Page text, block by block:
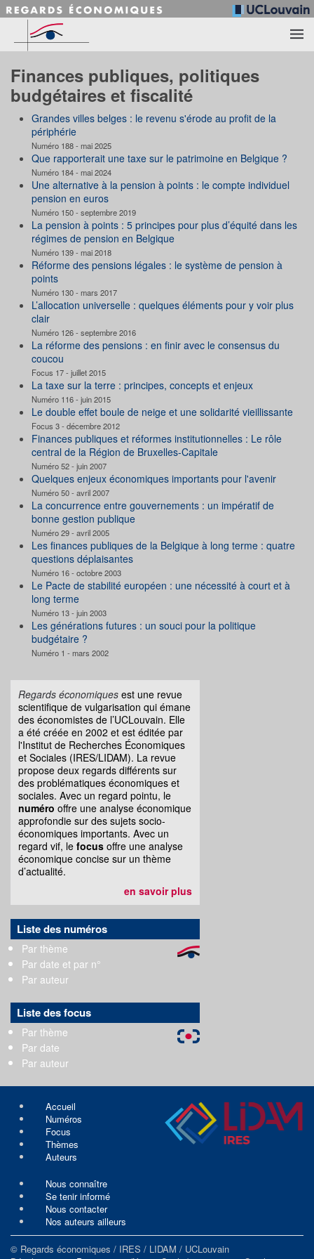
Accéder au contenu principal
Finances publiques, politiques
budgétaires et fiscalité
Grandes villes belges : le revenu s'érode au profit de la
périphérie
Numéro 188 - mai 2025
Que rapporterait une taxe sur le patrimoine en Belgique ?
Numéro 184 - mai 2024
Une alternative à la pension à points : le compte individuel
pension en euros
Numéro 150 - septembre 2019
La pension à points : 5 principes pour plus d’équité dans les
régimes de pension en Belgique
Numéro 139 - mai 2018
Réforme des pensions légales : le système de pension à
points
Numéro 130 - mars 2017
L’allocation universelle : quelques éléments pour y voir plus
clair
Numéro 126 - septembre 2016
La réforme des pensions : en finir avec le consensus du
coucou
Focus 17 - juillet 2015
La taxe sur la terre : principes, concepts et enjeux
Numéro 116 - juin 2015
Le double effet boule de neige et une solidarité vieillissante
Focus 3 - décembre 2012
Finances publiques et réformes institutionnelles : Le rôle
central de la Région de Bruxelles-Capitale
Numéro 52 - juin 2007
Quelques enjeux économiques importants pour l'avenir
Numéro 50 - avril 2007
La concurrence entre gouvernements : un impératif de
bonne gestion publique
Numéro 29 - avril 2005
Les finances publiques de la Belgique à long terme : quatre
questions déplaisantes
Numéro 16 - octobre 2003
Le Pacte de stabilité européen : une nécessité à court et à
long terme
Numéro 13 - juin 2003
Les générations futures : un souci pour la politique
budgétaire ?
Numéro 1 - mars 2002
Regards économiques est une revue
scientifique de vulgarisation qui émane
des économistes de l’UCLouvain. Elle
a été créée en 2002 et est éditée par
l'Institut de Recherches Économiques
et Sociales (IRES/LIDAM). La revue
propose deux regards différents sur
des problématiques économiques et
sociales. Avec un regard pointu, le
numéro offre une analyse économique
approfondie sur des sujets socio-
économiques importants. Avec un
regard vif, le focus offre une analyse
économique concise sur un thème
d’actualité.
en savoir plus
Liste des numéros
Par thème
Par date et par n°
Par auteur
Liste des focus
Par thème
Par date
Par auteur
Accueil
Numéros
Focus
Thèmes
Auteurs
Nous connaître
Se tenir informé
Nous contacter
Nos auteurs ailleurs
© Regards économiques / IRES / LIDAM / UCLouvain